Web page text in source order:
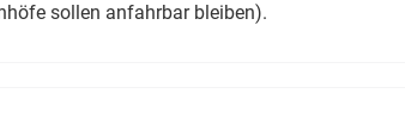
sollen anfahrbar bleiben).